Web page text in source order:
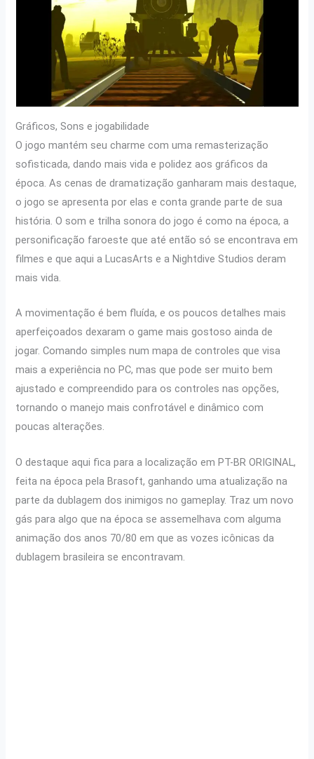
Gráficos, Sons e jogabilidade
O jogo mantém seu charme com uma remasterização
sofisticada, dando mais vida e polidez aos gráficos da
época. As cenas de dramatização ganharam mais destaque,
o jogo se apresenta por elas e conta grande parte de sua
história. O som e trilha sonora do jogo é como na época, a
personificação faroeste que até então só se encontrava em
filmes e que aqui a LucasArts e a Nightdive Studios deram
mais vida.
A movimentação é bem fluída, e os poucos detalhes mais
aperfeiçoados dexaram o game mais gostoso ainda de
jogar. Comando simples num mapa de controles que visa
mais a experiência no PC, mas que pode ser muito bem
ajustado e compreendido para os controles nas opções,
tornando o manejo mais confrotável e dinâmico com
poucas alterações.
O destaque aqui fica para a localização em PT-BR ORIGINAL,
feita na época pela Brasoft, ganhando uma atualização na
parte da dublagem dos inimigos no gameplay. Traz um novo
gás para algo que na época se assemelhava com alguma
animação dos anos 70/80 em que as vozes icônicas da
dublagem brasileira se encontravam.